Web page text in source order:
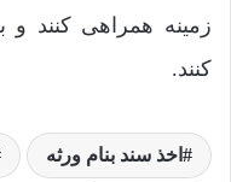
زمینه همراهی کنند
کنند.
اخذ سند بنام ورثه